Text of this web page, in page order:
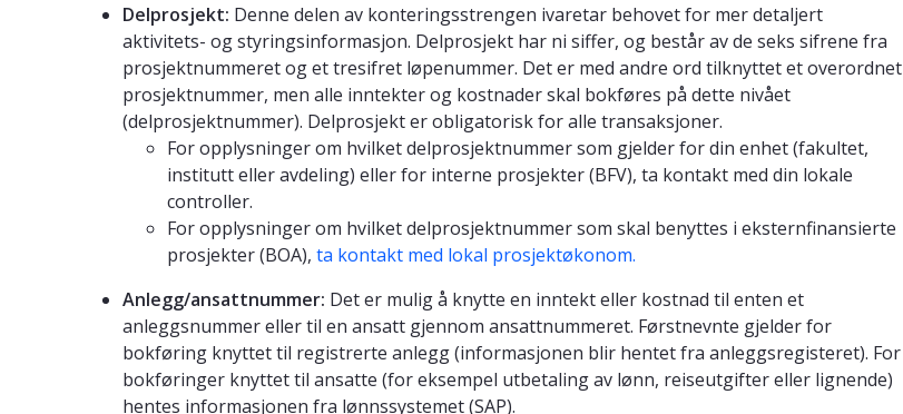
Delprosjekt: Denne delen av konteringsstrengen ivaretar behovet for mer detaljert
aktivitets- og styringsinformasjon. Delprosjekt har ni siffer, og består av de seks sifrene fra
prosjektnummeret og et tresifret løpenummer. Det er med andre ord tilknyttet et overordnet
prosjektnummer, men alle inntekter og kostnader skal bokføres på dette nivået
(delprosjektnummer). Delprosjekt er obligatorisk for alle transaksjoner.
For opplysninger om hvilket delprosjektnummer som gjelder for din enhet (fakultet,
institutt eller avdeling) eller for interne prosjekter (BFV), ta kontakt med din lokale
controller.
For opplysninger om hvilket delprosjektnummer som skal benyttes i eksternfinansierte
prosjekter (BOA), ta kontakt med lokal prosjektøkonom.
Anlegg/ansattnummer: Det er mulig å knytte en inntekt eller kostnad til enten et
anleggsnummer eller til en ansatt gjennom ansattnummeret. Førstnevnte gjelder for
bokføring knyttet til registrerte anlegg (informasjonen blir hentet fra anleggsregisteret). For
bokføringer knyttet til ansatte (for eksempel utbetaling av lønn, reiseutgifter eller lignende)
hentes informasjonen fra lønnssystemet (SAP).